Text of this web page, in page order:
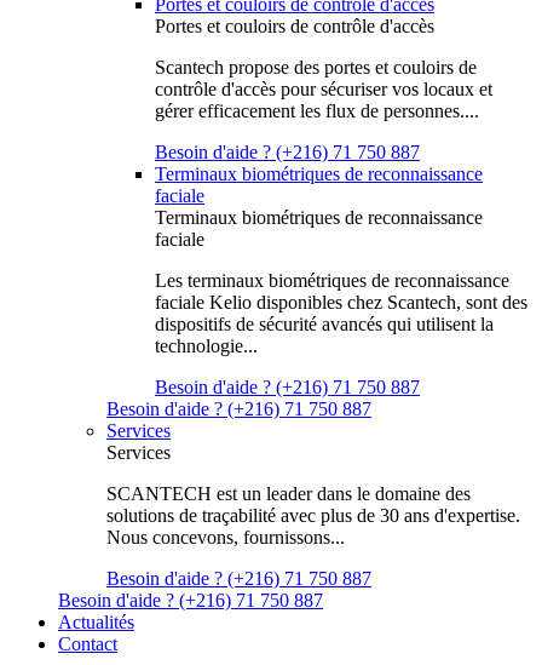
Portes et couloirs de contrôle d'accès
Portes et couloirs de contrôle d'accès
Scantech propose des portes et couloirs de
contrôle d'accès pour sécuriser vos locaux et
gérer efficacement les flux de personnes....
Besoin d'aide ? (+216) 71 750 887
Terminaux biométriques de reconnaissance
faciale
Terminaux biométriques de reconnaissance
faciale
Les terminaux biométriques de reconnaissance
faciale Kelio disponibles chez Scantech, sont des
dispositifs de sécurité avancés qui utilisent la
technologie...
Besoin d'aide ? (+216) 71 750 887
Besoin d'aide ? (+216) 71 750 887
Services
Services
SCANTECH est un leader dans le domaine des
solutions de traçabilité avec plus de 30 ans d'expertise.
Nous concevons, fournissons...
Besoin d'aide ? (+216) 71 750 887
Besoin d'aide ? (+216) 71 750 887
Actualités
Contact